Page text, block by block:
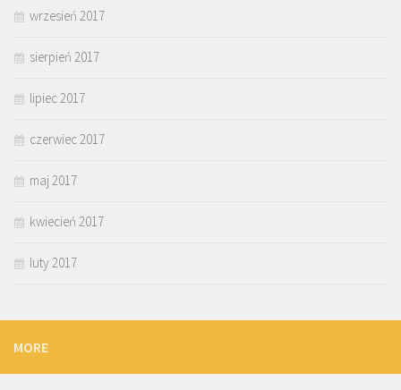
wrzesień 2017
sierpień 2017
lipiec 2017
czerwiec 2017
maj 2017
kwiecień 2017
luty 2017
MORE